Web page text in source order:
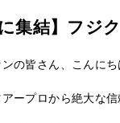
に集結】フジ
の皆さん、こんにち
ープロから絶大な